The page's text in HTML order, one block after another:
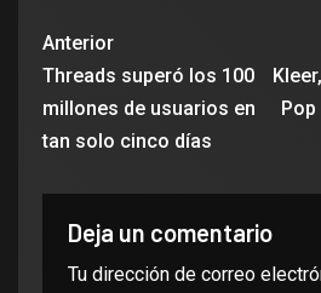
Anterior
Threads superó los 100
millones de usuarios en
tan solo cinco días
Pop
Deja un comentario
Tu dirección de correo